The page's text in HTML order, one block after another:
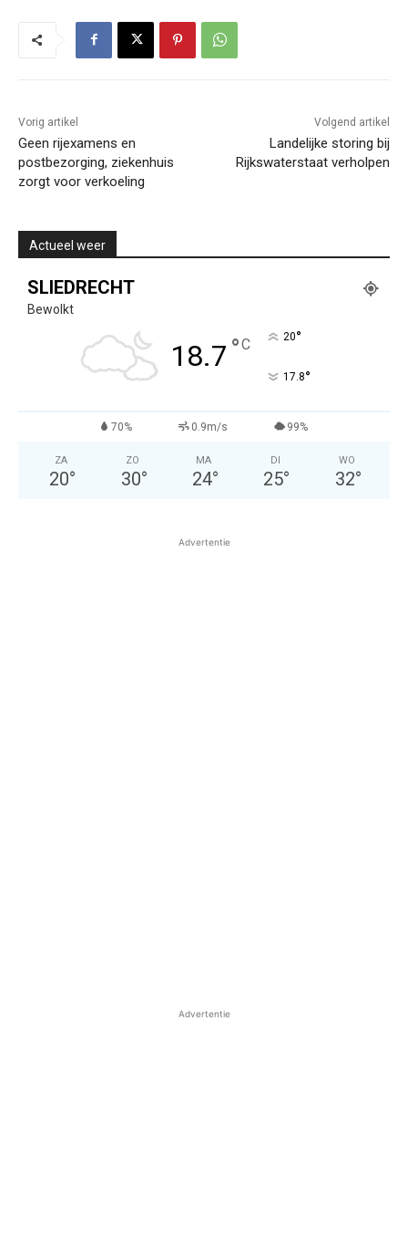
Vorig artikel
Geen rijexamens en
postbezorging, ziekenhuis
zorgt voor verkoeling
Volgend artikel
Landelijke storing bij
Rijkswaterstaat verholpen
Actueel weer
SLIEDRECHT
Bewolkt
18.7 °C 20°
17.8°
70% 0.9m/s 99%
ZA
20°
ZO
30°
MA
24°
DI
25°
WO
32°
Advertentie
Advertentie